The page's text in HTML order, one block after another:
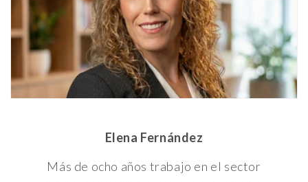
Elena Fernández
Más de ocho años trabajo en el sector